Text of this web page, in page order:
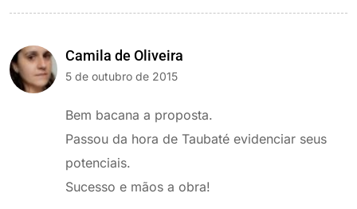
Camila de Oliveira
5 de outubro de 2015
Bem bacana a proposta.
Passou da hora de Taubaté evidenciar seus
potenciais.
Sucesso e mãos a obra!